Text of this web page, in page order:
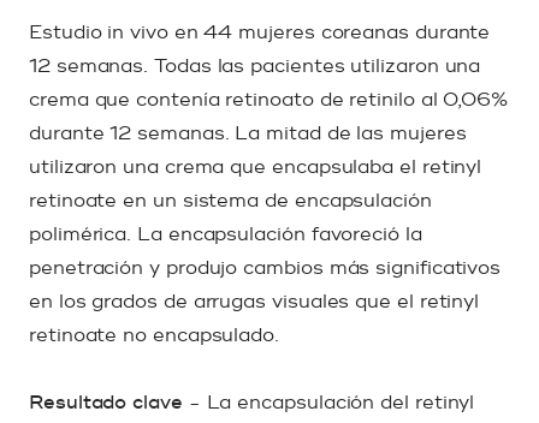
Estudio in vivo en 44 mujeres coreanas durante
12 semanas. Todas las pacientes utilizaron una
crema que contenía retinoato de retinilo al 0,06%
durante 12 semanas. La mitad de las mujeres
utilizaron una crema que encapsulaba el retinyl
retinoate en un sistema de encapsulación
polimérica. La encapsulación favoreció la
penetración y produjo cambios más significativos
en los grados de arrugas visuales que el retinyl
retinoate no encapsulado.
Resultado clave - La encapsulación del retinyl